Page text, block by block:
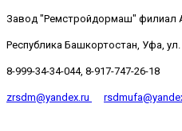
Завод "Ремстройдормаш" филиал
Республика Башкортостан, Уфа,
8-999-34-34-044, 8-917-747-26-18
zrsdm@yandex.ru